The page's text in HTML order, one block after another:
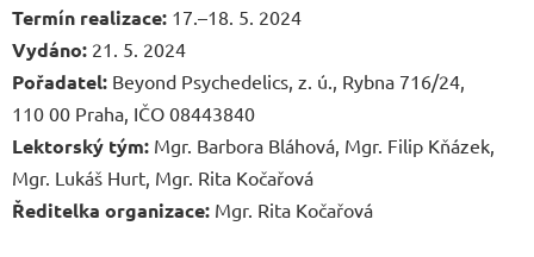
Termín realizace: 17.–18. 5. 2024
Vydáno: 21. 5. 2024
Pořadatel: Beyond Psychedelics, z. ú., Rybna 716/24,
110 00 Praha, IČO 08443840
Lektorský tým: Mgr. Barbora Bláhová, Mgr. Filip Kňázek,
Mgr. Lukáš Hurt, Mgr. Rita Kočařová
Ředitelka organizace: Mgr. Rita Kočařová